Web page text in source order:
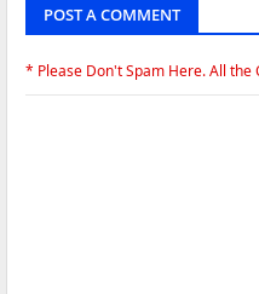
POST A COMMENT
* Please Don't Spam Here. All the